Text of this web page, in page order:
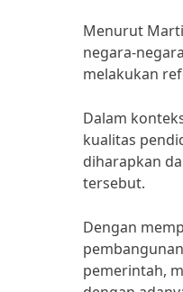
Menurut
negara-
melakukan
Dalam
kualitas
diharapkan
tersebut.
Dengan
pemerintah,